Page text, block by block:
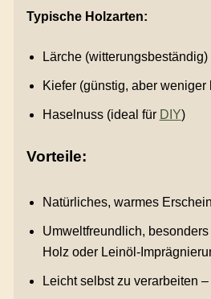
Typische Holzarten:
Lärche (witterungsbeständig)
Kiefer (günstig, aber weniger
Haselnuss (ideal für DIY)
Vorteile:
Natürliches, warmes
Umweltfreundlich,
Holz oder Leinöl-
Leicht selbst zu verarbeiten